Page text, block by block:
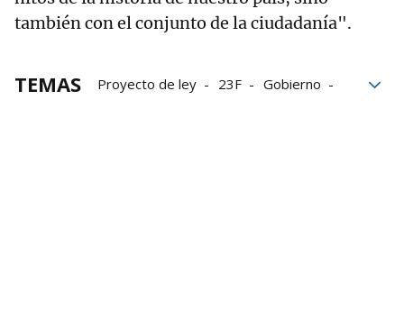
también con el conjunto de la ciudadanía".
TEMAS Proyecto de ley 23F
Gobierno